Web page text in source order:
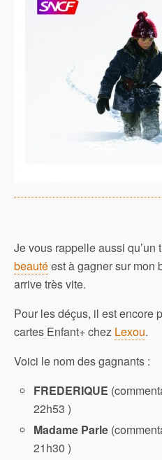
Je vous rappelle aussi qu’un
beautéest à gagner sur mon
arrive très vite.
Pour les déçus, il est encore
cartes Enfant+ chez Lexou.
Voici le nom des gagnants :
FREDERIQUE
22h53 )
Madame Parle
21h30 )